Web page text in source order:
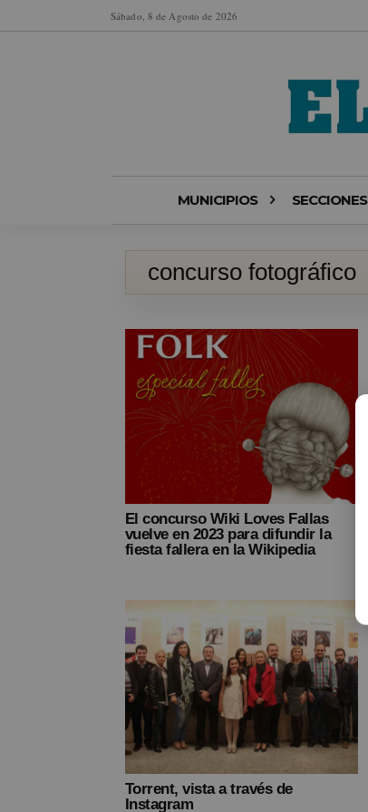
Sábado, 8 de Agosto de 2026
MUNICIPIOS SECCIONES
concurso fotográfico
El concurso Wiki Loves Fallas
vuelve en 2023 para difundir la
fiesta fallera en la Wikipedia
Torrent, vista a través de
Instagram